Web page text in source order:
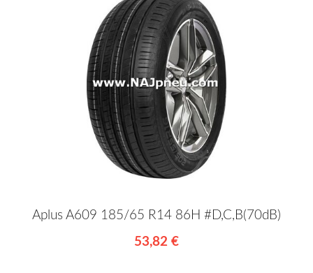
Aplus A609 185/65 R14 86H #D,C,B(70dB)
53,82 €